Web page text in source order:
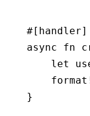
#[handler]
async fn
    let
}